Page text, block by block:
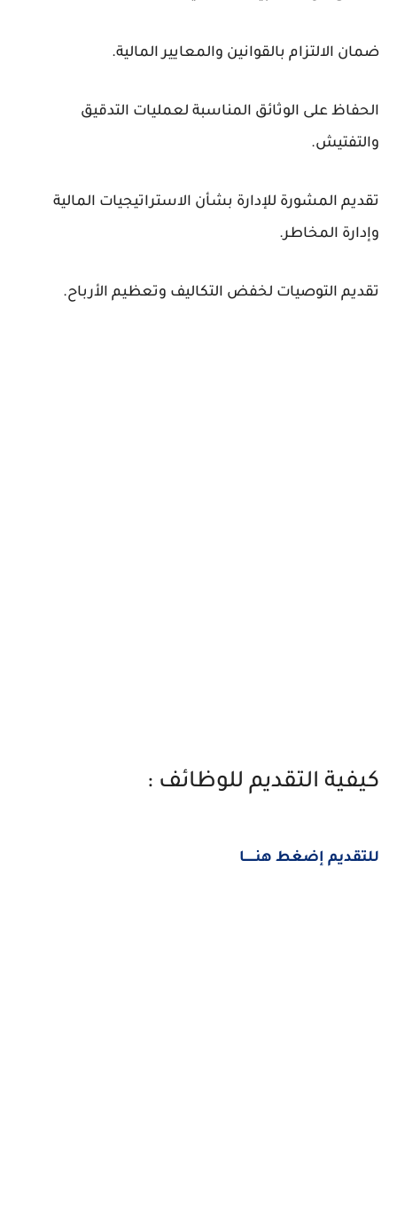
ضمان الالتزام بالقوانين والمعايير المالية.
الحفاظ على الوثائق المناسبة لعمليات التدقيق
والتفتيش.
تقديم المشورة للإدارة بشأن الاستراتيجيات المالية
وإدارة المخاطر.
تقديم التوصيات لخفض التكاليف وتعظيم الأرباح.
كيفية التقديم للوظائف :
للتقديم إضغط هنــــــا